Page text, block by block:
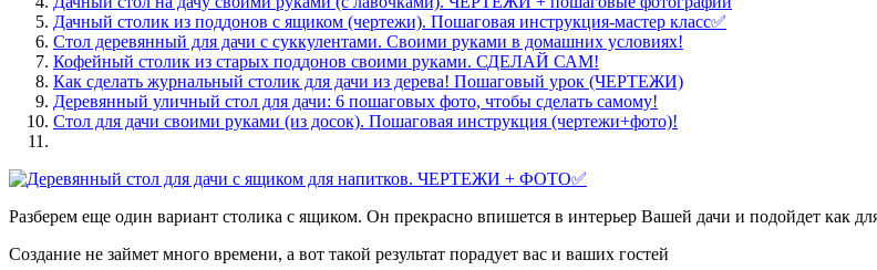
Дачный столик из поддонов с ящиком (чертежи). Пошаговая инструкция-мастер класс✅
Стол деревянный для дачи с суккулентами. Своими руками в домашних условиях!
Кофейный столик из старых поддонов своими руками. СДЕЛАЙ САМ!
Как сделать журнальный столик для дачи из дерева! Пошаговый урок (ЧЕРТЕЖИ)
Деревянный уличный стол для дачи: 6 пошаговых фото, чтобы сделать самому!
Стол для дачи своими руками (из досок). Пошаговая инструкция (чертежи+фото)!
Разберем еще один вариант столика с ящиком. Он прекрасно впишется в интерьер Вашей дачи и подойдет как
Создание не займет много времени, а вот такой результат порадует вас и ваших гостей